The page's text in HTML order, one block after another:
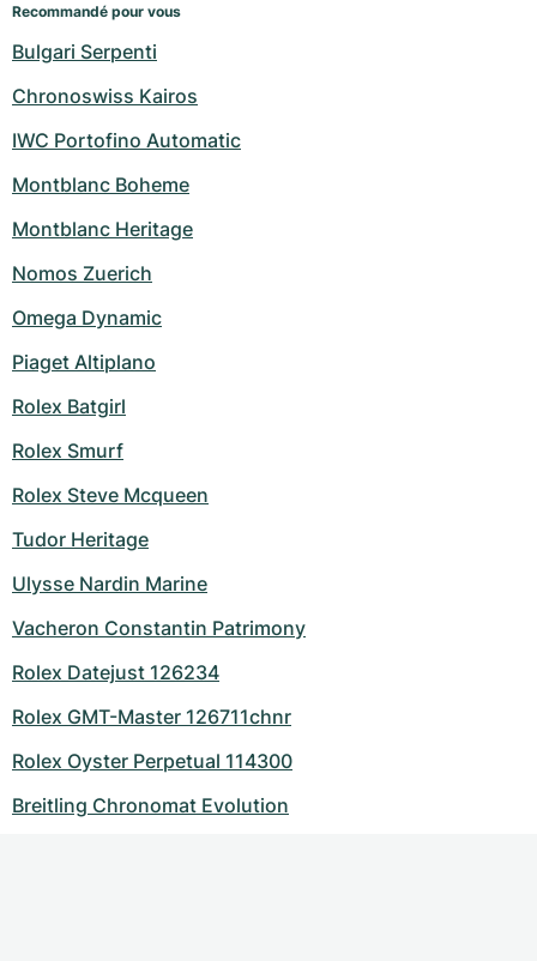
Recommandé pour vous
Bulgari Serpenti
Chronoswiss Kairos
IWC Portofino Automatic
Montblanc Boheme
Montblanc Heritage
Nomos Zuerich
Omega Dynamic
Piaget Altiplano
Rolex Batgirl
Rolex Smurf
Rolex Steve Mcqueen
Tudor Heritage
Ulysse Nardin Marine
Vacheron Constantin Patrimony
Rolex Datejust 126234
Rolex GMT-Master 126711chnr
Rolex Oyster Perpetual 114300
Breitling Chronomat Evolution